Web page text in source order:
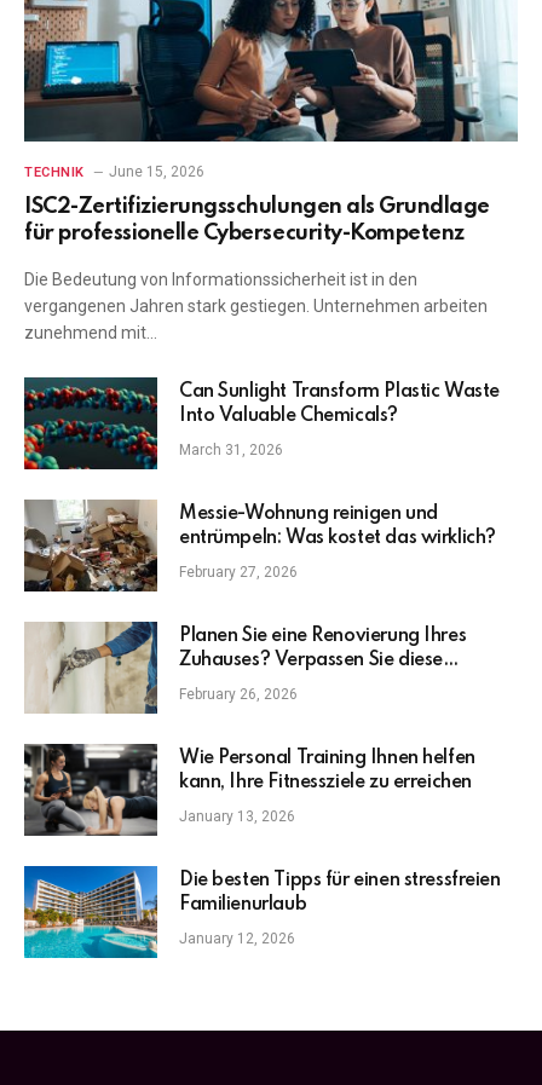
TECHNIK June 15, 2026
ISC2-Zertifizierungsschulungen als Grundlage
für professionelle Cybersecurity-Kompetenz
Die Bedeutung von Informationssicherheit ist in den
vergangenen Jahren stark gestiegen. Unternehmen arbeiten
zunehmend mit…
Can Sunlight Transform Plastic Waste
Into Valuable Chemicals?
March 31, 2026
Messie-Wohnung reinigen und
entrümpeln: Was kostet das wirklich?
February 27, 2026
Planen Sie eine Renovierung Ihres
Zuhauses? Verpassen Sie diese
wichtigen Upgrades nicht
February 26, 2026
Wie Personal Training Ihnen helfen
kann, Ihre Fitnessziele zu erreichen
January 13, 2026
Die besten Tipps für einen stressfreien
Familienurlaub
January 12, 2026